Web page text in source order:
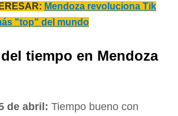
Mendoza revoluciona Tik
"top" del mundo
tiempo en Mendoza
de abril: Tiempo bueno con